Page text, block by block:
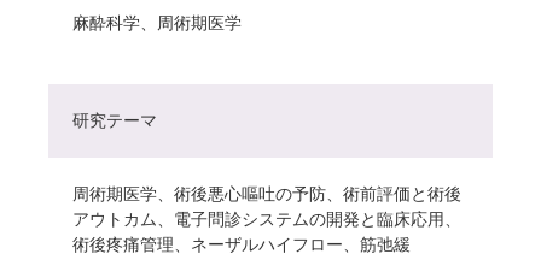
麻酔科学、周術期医学
研究テーマ
周術期医学、術後悪心嘔吐の予防、術前評価と術後
アウトカム、電子問診システムの開発と臨床応用、
術後疼痛管理、ネーザルハイフロー、筋弛緩